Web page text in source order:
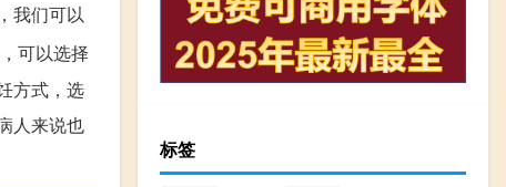
我们可以
可以选择
方式，选
人来说也
标签